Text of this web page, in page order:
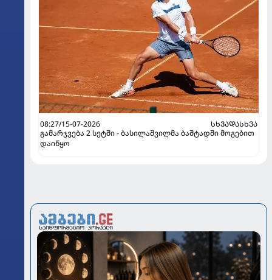
08:27/15-07-2026
ᲡᲮᲕᲐᲓᲐᲡᲮᲕᲐ
გამარჯვება 2 სეტში - ბასილაშვილმა ბაშტადში მოგებით
დაიწყო